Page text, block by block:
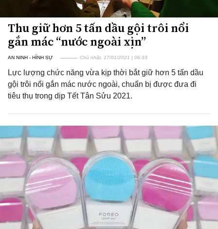
Thu giữ hơn 5 tấn dầu gội trôi nổi
gắn mác “nước ngoài xịn”
AN NINH - HÌNH SỰ Chủ nhật, 17/01/2021 | 06:33
Lực lượng chức năng vừa kịp thời bắt giữ hơn 5 tấn dầu
gội trôi nổi gắn mác nước ngoài, chuẩn bị được đưa đi
tiêu thụ trong dịp Tết Tân Sửu 2021.